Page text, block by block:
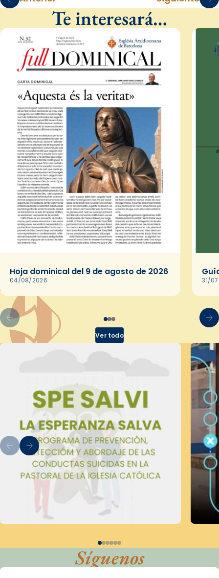
Te interesará…
Hoja dominical del 9 de agosto de 2026
04/08/2026 31/
Ver todo
Síguenos